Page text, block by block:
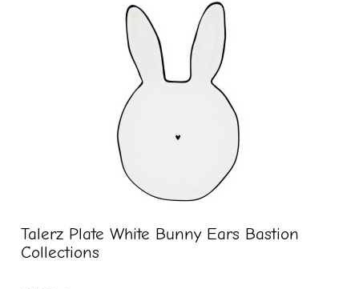
Talerz Plate White Bunny Ears Bastion
Collections